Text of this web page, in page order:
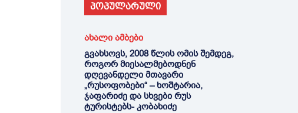
პოპულარული
ახალი ამბები
გვახსოვს, 2008 წლის ომის შემდეგ,
როგორ მიესალმებოდნენ
დღევანდელი მთავარი
„რუსოფობები“ – ხოშტარია,
ჯაფარიძე და სხვები რუს
ტურისტებს- კობახიძე